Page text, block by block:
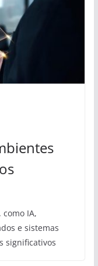
como IA,
e sistemas
significativos